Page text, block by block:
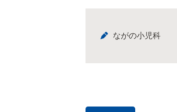
ながの小児科